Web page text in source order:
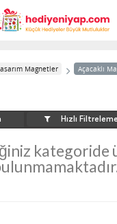
Magnetler Açacaklı
Hızlı Filtreleme
kategoride